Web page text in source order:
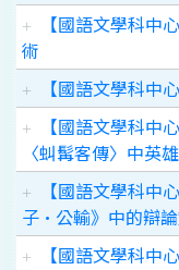
【國語文學科
術
【國語文學科中
【國語文學科中
〈虯髯客傳〉中英
【國語文學科中
子•公輸》中的辯
【國語文學科中